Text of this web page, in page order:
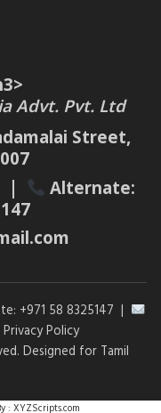
Advt. Pvt. Ltd
Street,
Alternate:
+971 58 8325147
Privacy Policy
Designed for Tamil
: XYZScripts.com